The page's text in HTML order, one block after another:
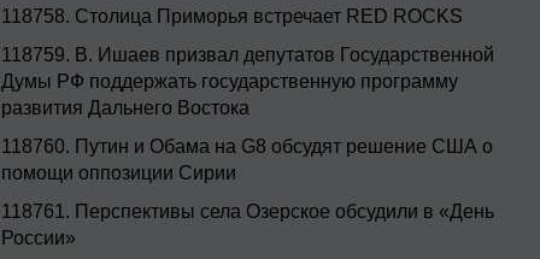
118758. Столица Приморья встречает RED ROCKS
118759. В. Ишаев призвал депутатов Государственной
Думы РФ поддержать государственную программу
развития Дальнего Востока
118760. Путин и Обама на G8 обсудят решение США о
помощи оппозиции Сирии
118761. Перспективы села Озерское обсудили в «День
России»